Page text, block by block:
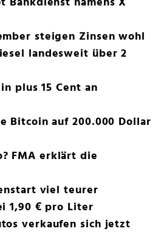
steigen Zinsen wohl
landesweit über 2
plus 15 Cent an
Bitcoin auf 200.000 Dollar
FMA erklärt die
viel teurer
1,90 € pro Liter
verkaufen sich jetzt